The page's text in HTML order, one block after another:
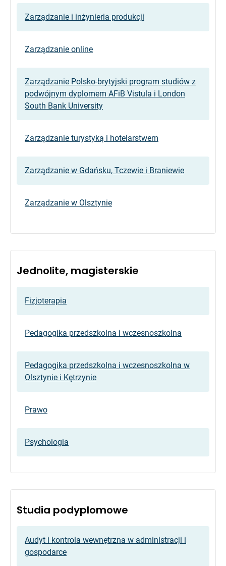
Zarządzanie i inżynieria produkcji
Zarządzanie online
Zarządzanie Polsko-brytyjski program studiów z
podwójnym dyplomem AFiB Vistula i London
South Bank University
Zarządzanie turystyką i hotelarstwem
Zarządzanie w Gdańsku, Tczewie i Braniewie
Zarządzanie w Olsztynie
Jednolite, magisterskie
Fizjoterapia
Pedagogika przedszkolna i wczesnoszkolna
Pedagogika przedszkolna i wczesnoszkolna w
Olsztynie i Kętrzynie
Prawo
Psychologia
Studia podyplomowe
Audyt i kontrola wewnętrzna w administracji i
gospodarce